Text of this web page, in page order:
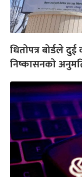
धितोपत्र बोर्डले
निष्कासनको